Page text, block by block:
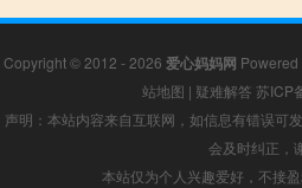
Copyright © 2012 - 2026 爱心妈妈网 Powered
站地图 | 疑难解答 苏ICP
声明：本站内容来自互联网，如信息有错误可
会及时纠正，
本站仅为个人兴趣爱好，不接